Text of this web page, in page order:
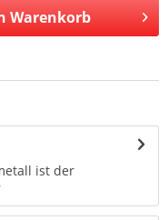
Warenkorb
ist der